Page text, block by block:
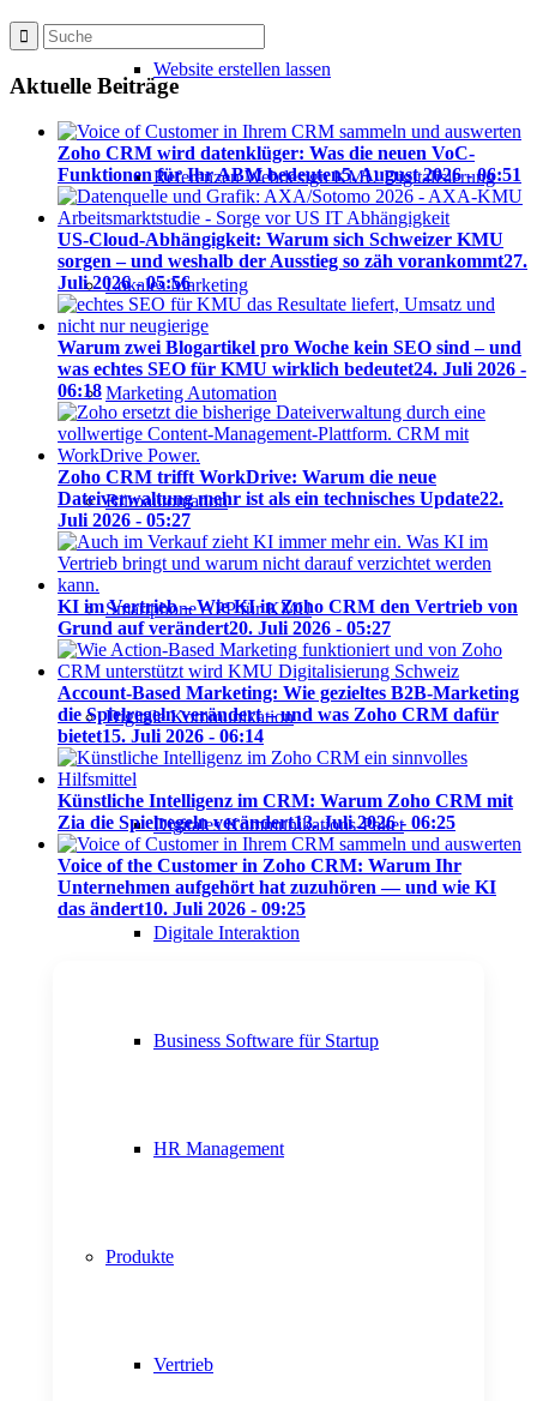
Website erstellen lassen
Referenzen Webdesign KMU Digitalisierung
Lokales Marketing
Marketing Automation
Büroautomation
Smartphone APP für KMU
Digitale Kommunikation
Digitales Kommunikations-Paket
Digitale Interaktion
Business Software für Startup
HR Management
Produkte
Vertrieb
Aktuelle Beiträge
Zoho CRM wird datenklüger: Was die neuen VoC-
Funktionen für Ihr ABM bedeuten5. August 2026 - 06:51
US-Cloud-Abhängigkeit: Warum sich Schweizer KMU
sorgen – und weshalb der Ausstieg so zäh vorankommt27.
Juli 2026 - 05:56
Warum zwei Blogartikel pro Woche kein SEO sind – und
was echtes SEO für KMU wirklich bedeutet24. Juli 2026 -
06:18
Zoho CRM trifft WorkDrive: Warum die neue
Dateiverwaltung mehr ist als ein technisches Update22.
Juli 2026 - 05:27
KI im Vertrieb – Wie KI in Zoho CRM den Vertrieb von
Grund auf verändert20. Juli 2026 - 05:27
Account-Based Marketing: Wie gezieltes B2B-Marketing
die Spielregeln verändert – und was Zoho CRM dafür
bietet15. Juli 2026 - 06:14
Künstliche Intelligenz im CRM: Warum Zoho CRM mit
Zia die Spielregeln verändert13. Juli 2026 - 06:25
Voice of the Customer in Zoho CRM: Warum Ihr
Unternehmen aufgehört hat zuzuhören — und wie KI
das ändert10. Juli 2026 - 09:25